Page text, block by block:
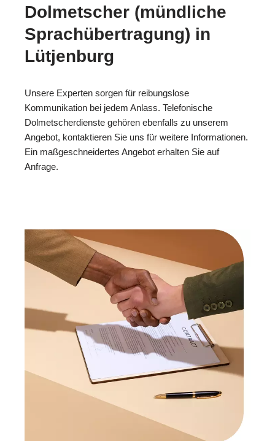
Dolmetscher (mündliche
Sprachübertragung) in
Lütjenburg
Unsere Experten sorgen für reibungslose
Kommunikation bei jedem Anlass. Telefonische
Dolmetscherdienste gehören ebenfalls zu unserem
Angebot, kontaktieren Sie uns für weitere Informationen.
Ein maßgeschneidertes Angebot erhalten Sie auf
Anfrage.